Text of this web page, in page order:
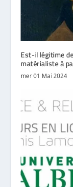
Est-il légitime
matérialiste à
mer 01 Mai 2024